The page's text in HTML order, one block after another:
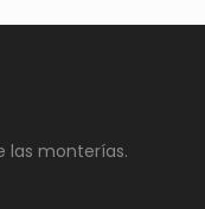
las monterías.